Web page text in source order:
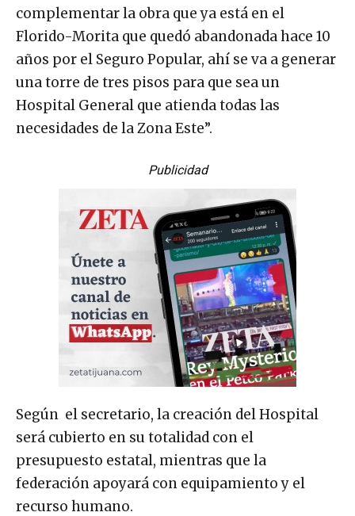
complementar la obra que ya está en el
Florido-Morita que quedó abandonada hace 10
años por el Seguro Popular, ahí se va a generar
una torre de tres pisos para que sea un
Hospital General que atienda todas las
necesidades de la Zona Este”.
Publicidad
Según el secretario, la creación del Hospital
será cubierto en su totalidad con el
presupuesto estatal, mientras que la
federación apoyará con equipamiento y el
recurso humano.